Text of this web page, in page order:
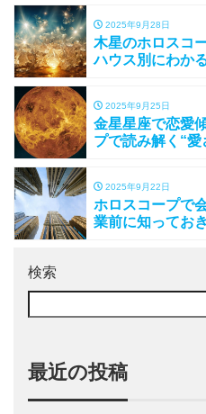
2025年9月28日
木星のホロスコ
ハウス別にわか
2025年9月25日
金星星座で恋愛
プで読み解く“愛
2025年9月22日
ホロスコープで
業前に知ってお
検索
最近の投稿